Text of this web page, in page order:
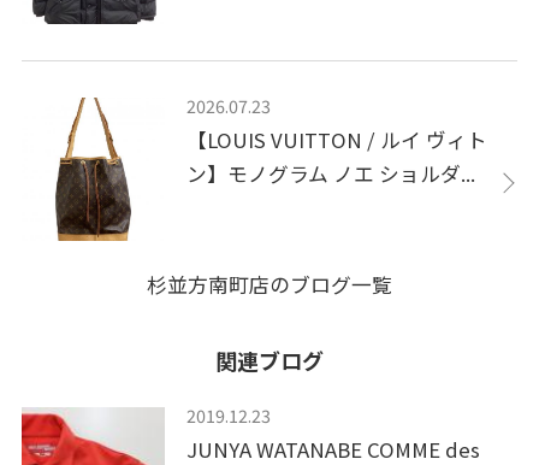
2026.07.23
【LOUIS VUITTON / ルイ ヴィト
ン】モノグラム ノエ ショルダ...
杉並方南町店のブログ一覧
関連ブログ
2019.12.23
JUNYA WATANABE COMME des